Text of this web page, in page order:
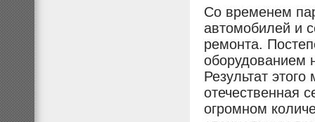
Со временем
автомобилей и
ремонта.
оборудованием
Результат
отечественная
огромном